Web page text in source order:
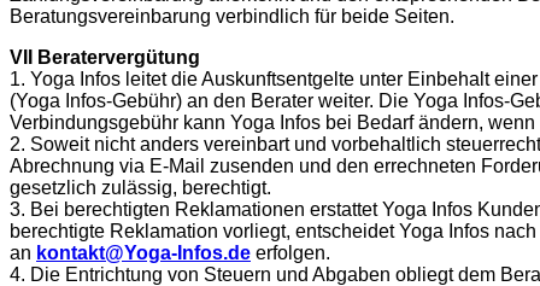
Beratungsvereinbarung verbindlich für beide Seiten.
VII Beratervergütung
1. Yoga Infos leitet die Auskunftsentgelte unter Einbehalt
(Yoga Infos-Gebühr) an den Berater weiter. Die Yoga Infos-
Verbindungsgebühr kann Yoga Infos bei Bedarf ändern,
2. Soweit nicht anders vereinbart und vorbehaltlich
Abrechnung via E-Mail zusenden und den errechneten
gesetzlich zulässig, berechtigt.
3. Bei berechtigten Reklamationen erstattet Yoga Infos
berechtigte Reklamation vorliegt, entscheidet Yoga Infos
an kontakt@Yoga-Infos.de erfolgen.
4. Die Entrichtung von Steuern und Abgaben obliegt dem